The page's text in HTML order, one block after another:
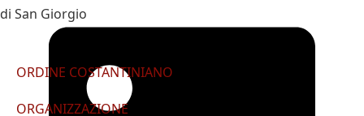
di San Giorgio
ORDINE COSTANTINIANO
ORGANIZZAZIONE